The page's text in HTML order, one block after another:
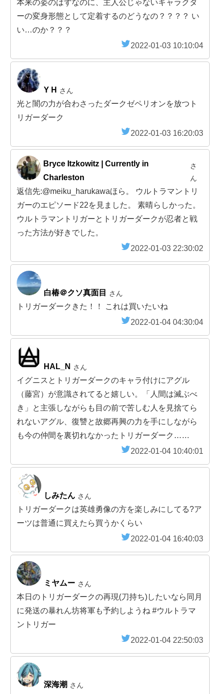
本来の姿のはずなのに、主人公じゃないキャラクタ
ーの変身形態として定着するのどうなの？？？？ い
い…のか？？？
2022-01-03 10:10:04
Y H さん
光と闇の力が合わさったダークゼペリオンを放つト
リガーダーク
2022-01-03 16:20:03
Bryce Itzkowitz | Currently in
Charleston
さ
ん
返信先:@meiku_harukawaほら。 ウルトラマントリ
ガーのエピソード22を見ました。 素晴らしかった。
ウルトラマントリガーとトリガーダークが忍者と戦
った方法が好きでした。
2022-01-03 22:30:02
白椿＠クソ真面目 さん
トリガーダークきた！！ これは買いたいね
2022-01-04 04:30:04
HAL_N さん
イグニスとトリガーダークのキャラ付けにアグル
（藤宮）が意識されてると嬉しい。「人間は滅ぶべ
き」と主張しながらも目の前で苦しむ人を見捨てら
れないアグル、復讐と故郷再興の力を手にしながら
も今の仲間を裏切れなかったトリガーダーク……
2022-01-04 10:40:01
しみたん さん
トリガーダークは英雄勇像の方を楽しみにしてる?ア
ーツは普通に買えたら買うかくらい
2022-01-04 16:40:03
ミヤムー さん
本日のトリガーダークの再現(刀持ち)したいなら同月
に発送の暴れん坊将軍も予約しようね #ウルトラマ
ントリガー
2022-01-04 22:50:03
深海潮 さん